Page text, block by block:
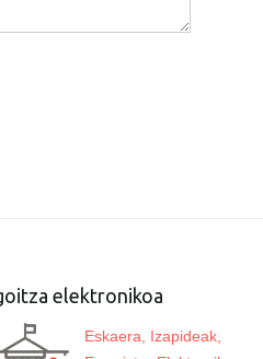
elektronikoa
Eskaera, Izapideak,